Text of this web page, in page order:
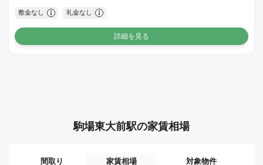
敷金なし 礼金なし
詳細を見る
駒場東大前駅の家賃相場
間取り 家賃相場
対象物件